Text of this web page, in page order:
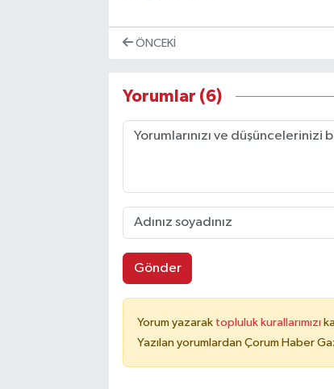
ÖNCEKI
Yorumlar (6)
Gönder
Yorum yazarak topluluk kurallarımızı
Yazılan yorumlardan Çorum Haber